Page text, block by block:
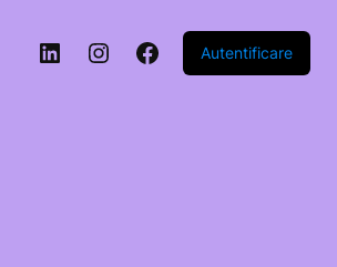
LinkedInInstagram
Facebook
Autentificare